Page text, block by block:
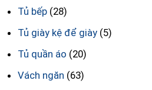
Tủ bếp (28)
Tủ giày kệ để giày (5)
Tủ quần áo (20)
Vách ngăn (63)